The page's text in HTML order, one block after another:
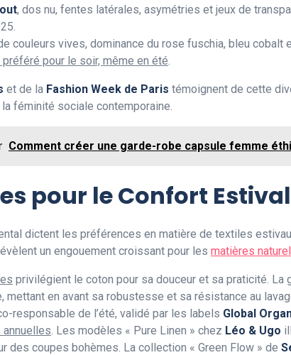
, dos nu, fentes latérales, asymétries et jeux de
couleurs vives, dominance du rose fuschia, bleu cobalt
pour le soir, même en été.
et de la Fashion Week de Paris témoignent de cette
féminité sociale contemporaine.
Comment créer une garde-robe capsule femme
pour le Confort Estival
dictent les préférences en matière de textiles
un engouement croissant pour les matières
privilégient le coton pour sa douceur et sa praticité. La
en avant sa robustesse et sa résistance au
responsable de l’été, validé par les labels Global
. Les modèles « Pure Linen » chez Léo & Ugo
des coupes bohèmes. La collection « Green Flow » de